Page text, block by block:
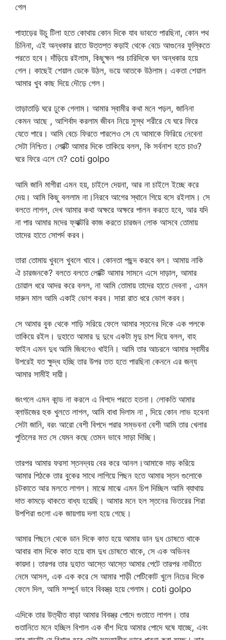
গেল
পাহাড়ের উচু টিলা হতে কোথায় কোন দিকে যাব ভাবতে পারছিনা, কোন পথ
চিনিনা, এই অন্ধকার রাতে উত্তপ্ত কড়াই থেকে বেচে আগুনের ফুল্কিতে
পরতে হবে। দাঁড়িয়ে রইলাম, কিছুক্ষন পর চারিদিকে ঘন অন্ধকার হয়ে
গেল। কাছেই শেয়াল ডেকে উঠল, ভয়ে আতকে উঠলাম। একতা শেয়াল
আমার খুব কাছ দিয়ে দৌড়ে গেল।
তাড়াতাড়ি ঘরে ঢুকে গেলাম। আমার স্বামীর কথা মনে পড়ল, জানিনা
কেমন আছে , আশির্বাদ করলাম জীবন নিয়ে সুস্থ শরীরে যে ঘরে ফিরে
যেতে পারে। আমি বেচে ফিরতে পারলেও সে যে আমাকে ফিরিয়ে নেবেনা
সেটা নিশ্চিত। লোক্টি আমার দিকে তাকিয়ে বলল, কি সর্বনাশ হতে চাও?
ঘরে ফিরে এলে যে? coti golpo
আমি জানি মাগীরা এমন হয়, চাইলে দেয়না, আর না চাইলে ইচ্ছে করে
দেয়। আমি কিছু বললাম না।নিরবে আগের স্থানে গিয়ে বসে রইলাম। সে
বলতে লাগল, দেখ আমার কথা অক্ষরে অক্ষরে পালন করতে হবে, আর যদি
না পার আমার মদের ফ্যাক্টরি কাজ করতে চারজন লোক আসবে তোমায়
তাদের হাতে সোপর্দ করব।
তারা তোমায় খুবলে খুবলে খাবে। কোনতা পছন্দ করবে বল। আমায় নাকি
ঐ চারজনকে? বলতে বলতে লোক্টি আমার সামনে এসে দাড়াল, আমার
চোয়াল ধরে আদর করে বলল, না আমি তোমায় তাদের হাতে দেবনা , এমন
দারুন মাল আমি একাই ভোগ করব। সারা রাত ধরে ভোগ করব।
সে আমার বুক থেকে শাড়ি সরিয়ে ফেলে আমার স্তনের দিকে এক পলকে
তাকিয়ে রইল। দুহাতে আমার দু দুধে একটা মৃদু চাপ দিয়ে বলল, বাহ
ফাইন এমন দুধ আমি জিবনেও খাইনি। আমি তার আচরনে আমার স্বামীর
উপরেই যত ক্ষুদ্ধ হচ্ছি তার উপর তত হতে পারছিনা কেননে এর জন্য
আমার সামীই দায়ী।
জংগলে এমন কান্ড না করলে এ বিপদে পরতে হতনা। লোকতি আমার
ব্লাউজের হুক খুলতে লাগল, আমি বাধা দিলাম না , দিয়ে কোন লাভ হবেনা
সেটা জানি, বরং আরো বেশী বিপদে পরার সম্ভবনা বেশী আমি তার খেলার
পুতিলের মত সে যেমন কছে তেমন ভাবে সাড়া দিচ্ছি।
তারপর আমার ফরসা স্তনদ্বয় বের করে আনল।আমাকে দাড় করিয়ে
আমার পিঠকে তার বুকের সাথে লাগিয়ে পিছন হতে আমার স্তন গুলোকে
চটকাতে আর মলতে লাগল। মাঝে মাঝে এমন চিপ দিচ্ছিল আমি ব্যাথায়
দাত কামড়ে থাকতে বাধ্য হয়েছি। আমার মনে হল স্তনের ভিতরের শিরা
উপশিরা গুলো এক জায়গায় দলা হয়ে গেছে।
আমার পিছনে থেকে ডান দিকে কাত হয়ে আমার ডান দুধ চোষতে থাকে
আবার বাম দিকে কাত হয়ে বাম দুধ চোষতে থাকে, সে এক অভিনব
কায়দা। তারপর তার দুহাত আস্তে আস্তে আমার পেটে তারপর নাভীতে
নেমে আসল, এক এক করে সে আমার শাড়ী পেটিকোট খুলে নিচের দিকে
ফেলে দিল, আমি সম্পুর্ন ভাবে বিবস্ত্র হয়ে গেলাম। coti golpo
এদিকে তার উত্থীত বাড়া আমার বিবস্ত্র পোদে গুতাতে লাগল। তার
গুতানিতে মনে হচ্ছিল বিশাল এক বাঁশ দিয়ে আমার পোদে ঘষে যাচ্ছে, এবং